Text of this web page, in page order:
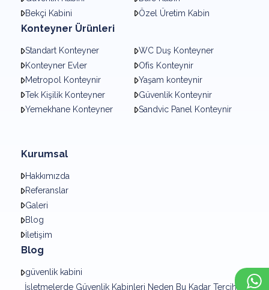
Bekçi Kabini
Özel Üretim Kabin
Konteyner Ürünleri
Standart Konteyner
WC Duş Konteyner
Konteyner Evler
Ofis Konteynir
Metropol Konteynir
Yaşam konteynir
Tek Kişilik Konteyner
Güvenlik Konteynir
Yemekhane Konteyner
Sandvic Panel Konteynir
Kurumsal
Hakkımızda
Referanslar
Galeri
Blog
İletişim
Blog
güvenlik kabini
İşletmelerde Güvenlik Kabinleri Neden Bu Kadar Tercih
Whatsapp ×